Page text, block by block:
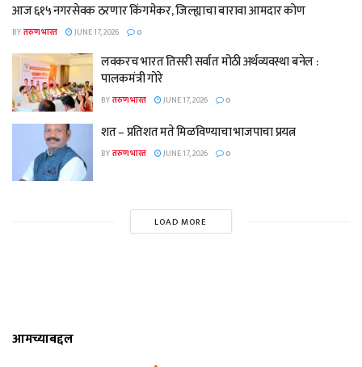
आज ६१५ नगरसेवक ठरणार किंगमेकर, जिल्ह्याचा बारावा आमदार कोण
BYतरुण भारत JUNE 17, 2026 0
लवकरच भारत तिसरी सर्वात मोठी अर्थव्यवस्था बनेल :
पालकमंत्री गोरे
BYतरुण भारत JUNE 17, 2026 0
शत – प्रतिशत मते मिळविण्याचा भाजपाचा प्रयत्न
BYतरुण भारत JUNE 17, 2026 0
LOAD MORE
आमच्याबद्दल